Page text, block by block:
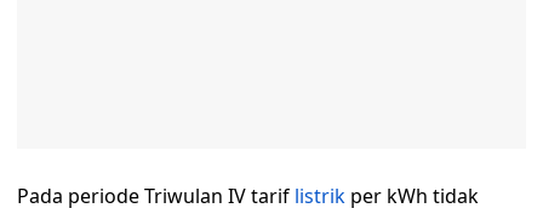
Pada periode Triwulan IV tarif listrik per kWh tidak